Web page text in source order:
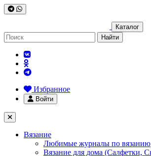
Каталог
Найти
Избранное
Войти
Вязание
Любимые журналы по вязанию
Вязание для дома (Салфетки,